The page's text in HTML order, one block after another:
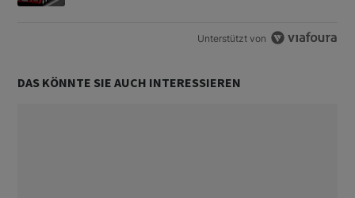
Unterstützt von
DAS KÖNNTE SIE AUCH INTERESSIEREN